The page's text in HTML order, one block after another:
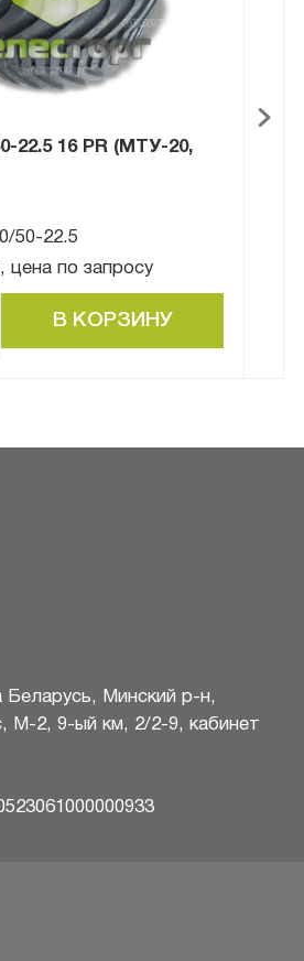
22.5 16 PR (МТУ-20,
50-22.5
цена по запросу
Беларусь, Минский р-н,
М-2, 9-ый км, 2/2-9, кабинет